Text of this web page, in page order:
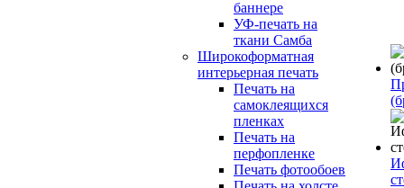
баннере
УФ-печать на
ткани Самба
Широкоформатная
интерьерная печать
Печать на
самоклеящихся
пленках
Печать на
перфопленке
Печать фотообоев